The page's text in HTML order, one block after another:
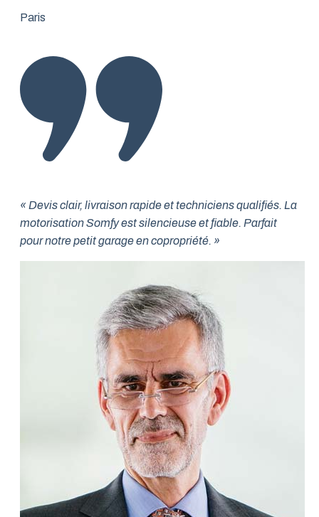
Paris
« Devis clair, livraison rapide et techniciens qualifiés. La
motorisation Somfy est silencieuse et fiable. Parfait
pour notre petit garage en copropriété. »